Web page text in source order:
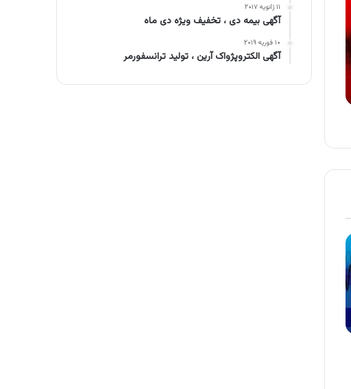
۱۱ ژانویه ۲۰۱۷
آگهی بیمه دی ، تخفیف ویژه دی ماه
۱۰ فوریه ۲۰۱۹
آگهی الکتروپژواک آرین ، تولید ترانسفورمر